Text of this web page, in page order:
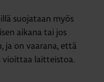
suojataan myös
aikana tai jos
on vaarana, että
vioittaa laitteistoa.